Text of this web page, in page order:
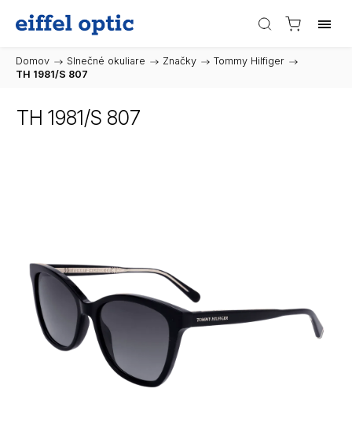
Domov / Slnečné okuliare / Značky / Tommy Hilfiger /
TH 1981/S 807
TH 1981/S 807